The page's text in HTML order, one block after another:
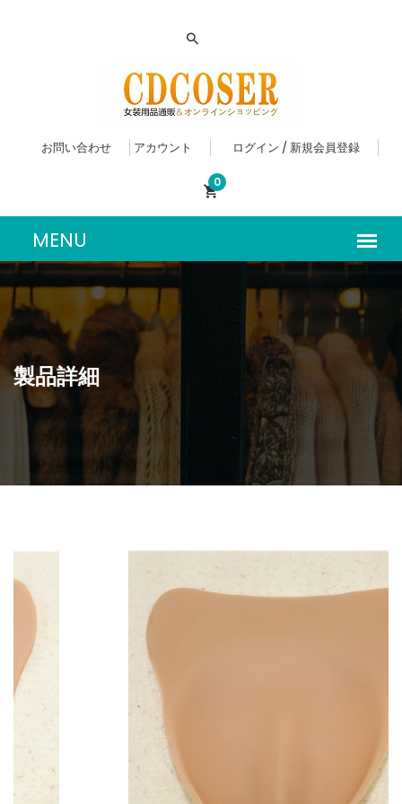
お問い合わせ アカウント ログイン / 新規会員登録
0
製品詳細